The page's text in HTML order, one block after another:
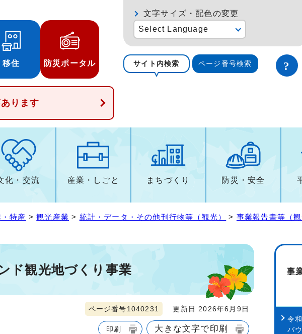
移住 防災ポータル
ります
文字サイズ・配色の変更
Select Language
サイト内検索 ページ番号検索
化・交流 産業・しごと まちづくり 防災・安全
特産 >観光産業 > 統計・データ・その他刊行物等（観光） > 事業報告書等（観
ド観光地づくり事業
ページ番号1040231 更新日 2026年6月9日
印刷 大きな文字で印刷
事
令
バ